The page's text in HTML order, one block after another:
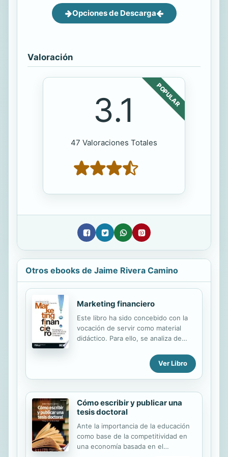
Opciones de Descarga
Valoración
POPULAR
3.1
47 Valoraciones Totales
Otros ebooks de Jaime Rivera Camino
Marketing financiero
Este libro ha sido concebido con la
vocación de servir como material
didáctico. Para ello, se analiza de
entorno en que se desenvuelven las
entidades financieras, y las
herramientas que les puede aportar
mercado maduro y sujeto a
innumerables retos. Los autores
comprensible tanto las estrategias
como las tácticas de marketing que
requieren las empresas del sector
Ver Libro
Cómo escribir y publicar una
tesis doctoral
Ante la importancia de la educación
como base de la competitividad en
una economía basada en el